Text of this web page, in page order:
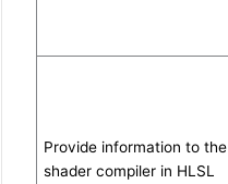
Provide information to the
shader compiler in HLSL